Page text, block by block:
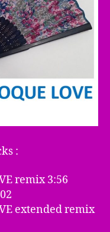
:
remix 3:56
extended remix